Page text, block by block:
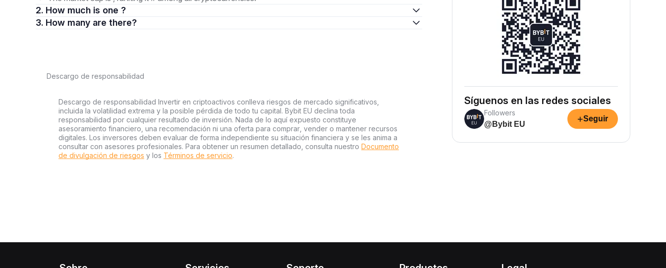
2. How much is one ?
3. How many are there?
Descargo de responsabilidad
Descargo de responsabilidad Invertir en criptoactivos conlleva riesgos de mercado significativos,
incluida la volatilidad extrema y la posible pérdida de todo tu capital. Bybit EU declina toda
responsabilidad por cualquier resultado de inversión. Nada de lo aquí expuesto constituye
asesoramiento financiero, una recomendación ni una oferta para comprar, vender o mantener recursos
digitales. Los inversores deben evaluar de forma independiente su situación financiera y se les anima a
consultar con asesores profesionales. Para obtener un resumen detallado, consulta nuestro Documento
de divulgación de riesgos y los Términos de servicio.
Síguenos en las redes sociales
Followers
@Bybit EU
+Seguir